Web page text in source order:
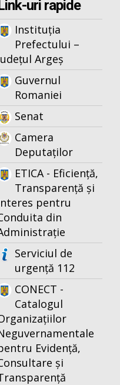
uri rapide
Instituția
Prefectului –
Argeș
Guvernul
Romaniei
Senat
Camera
Deputaților
ETICA - Eficiență,
Transparență și
pentru
din
Serviciul de
urgență 112
CONECT -
Catalogul
Evidență,
și